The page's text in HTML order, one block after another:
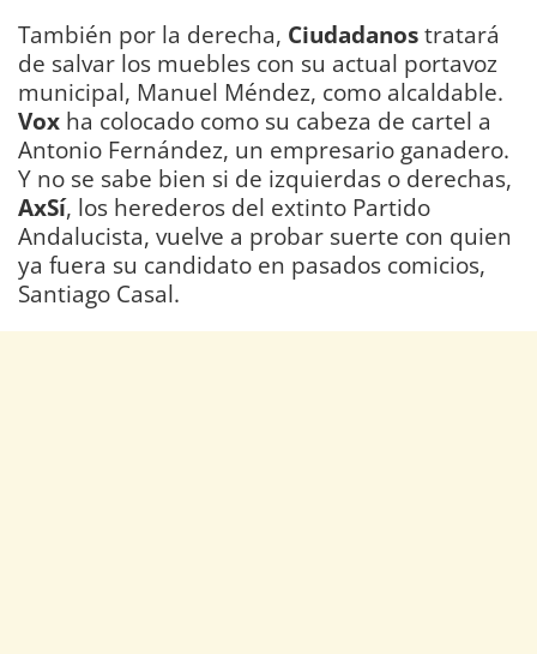
También por la derecha, Ciudadanostratará
de salvar los muebles con su actual portavoz
municipal, Manuel Méndez, como alcaldable.
Vox ha colocado como su cabeza de cartel a
Antonio Fernández, un empresario ganadero.
Y no se sabe bien si de izquierdas o derechas,
AxSí, los herederos del extinto Partido
Andalucista, vuelve a probar suerte con quien
ya fuera su candidato en pasados comicios,
Santiago Casal.